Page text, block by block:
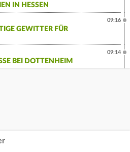
IN HESSEN
GEWITTER FÜR
09:16
BEI DOTTENHEIM
09:14